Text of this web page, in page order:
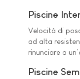
Piscine
Velocità di
ad alta
rinunciare a
Piscine